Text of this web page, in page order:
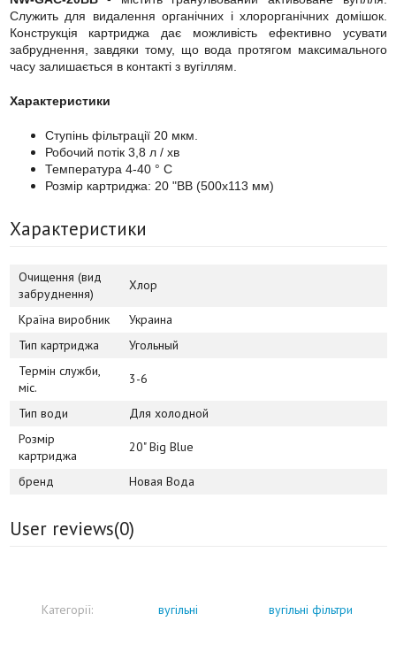
Служить для видалення органічних і хлорорганічних домішок.
Конструкція картриджа дає можливість ефективно усувати
забруднення, завдяки тому, що вода протягом максимального
часу залишається в контакті з вугіллям.
Характеристики
Ступінь фільтрації 20 мкм.
Робочий потік 3,8 л / хв
Температура 4-40 ° С
Розмір картриджа: 20 "BB (500х113 мм)
Характеристики
Очищення (вид
забруднення)
Хлор
Країна виробник
Украина
Тип картриджа
Угольный
Термін служби,
міс.
3-6
Тип води
Для холодной
Розмір
картриджа
20" Big Blue
бренд Новая Вода
User reviews(0)
Категорії: вугільні вугільні фільтри